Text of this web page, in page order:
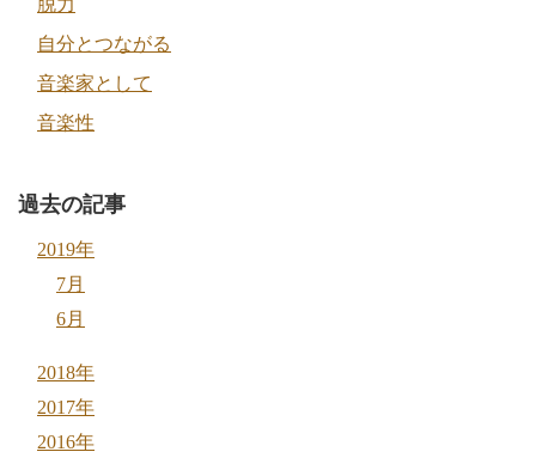
自分とつながる
音楽家として
音楽性
過去の記事
2019年
7月
6月
2018年
2017年
2016年